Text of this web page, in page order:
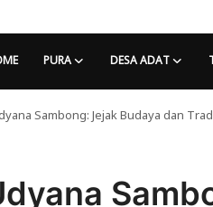
PURA DESA ADAT
Sambong: Jejak Budaya dan